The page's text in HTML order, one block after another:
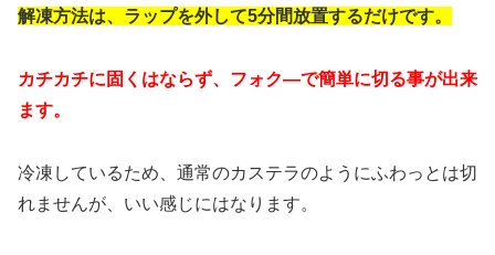
解凍方法は、ラップを外して5分間放置するだけです。
カチカチに固くはならず、フォク―で簡単に切る事が出来
ます。
冷凍しているため、通常のカステラのようにふわっとは切
れませんが、いい感じにはなります。